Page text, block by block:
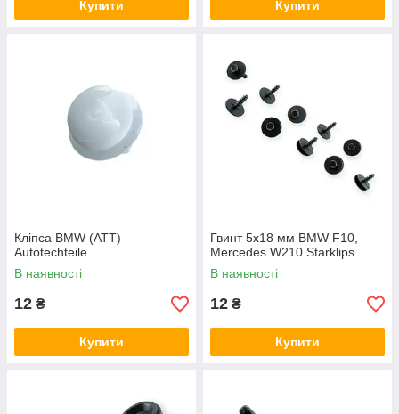
Купити Купити
Кліпса BMW (ATT)
Autotechteile
В наявності
12 ₴
Купити
Гвинт 5x18 мм BMW F10,
Mercedes W210 Starklips
В наявності
12 ₴
Купити